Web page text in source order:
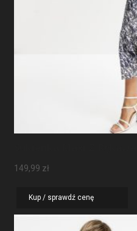
149,99 zł
Kup / sprawdź cenę